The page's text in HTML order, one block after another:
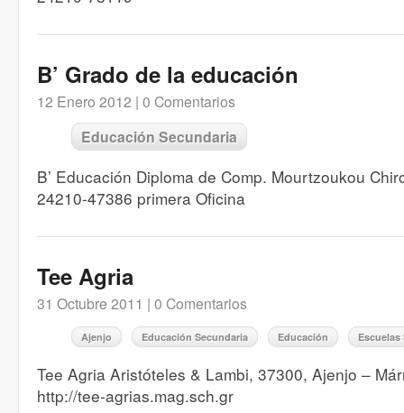
B’ Grado de la educación
12 Enero 2012 | 0 Comentarios
Educación Secundaria
B’ Educación Diploma de Comp. Mourtzoukou
24210-47386 primera Oficina
Tee Agria
31 Octubre 2011 | 0 Comentarios
Ajenjo Educación Secundaria Educación Escuelas
Tee Agria Aristóteles & Lambi, 37300, Ajenjo –
http://tee-agrias.mag.sch.gr